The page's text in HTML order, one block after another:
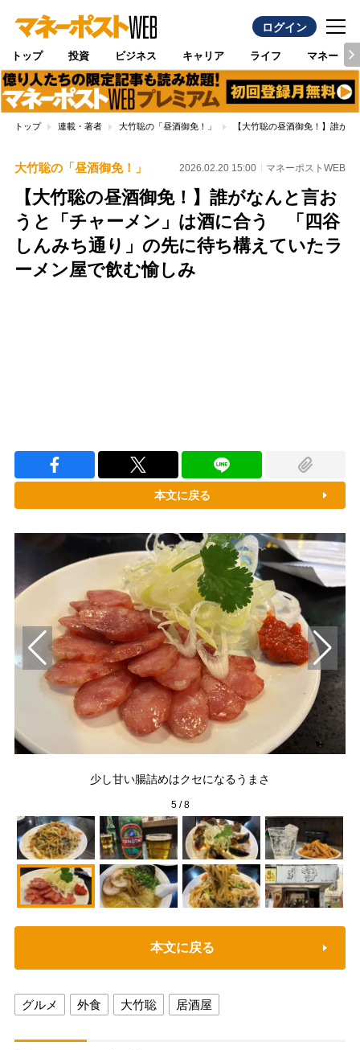
ログイン
トップ 投資 ビジネス キャリア ライフ マネー
トップ 連載・著者 大竹聡の「昼酒御免！」 【大竹聡の昼酒御免！】誰が
大竹聡の「昼酒御免！」 2026.02.20 15:00 マネーポストWEB
【大竹聡の昼酒御免！】誰がなんと言お
うと「チャーメン」は酒に合う 「四谷
しんみち通り」の先に待ち構えていたラ
ーメン屋で飲む愉しみ
本文に戻る
少し甘い腸詰めはクセになるうまさ
5/8
本文に戻る
グルメ 外食 大竹聡 居酒屋